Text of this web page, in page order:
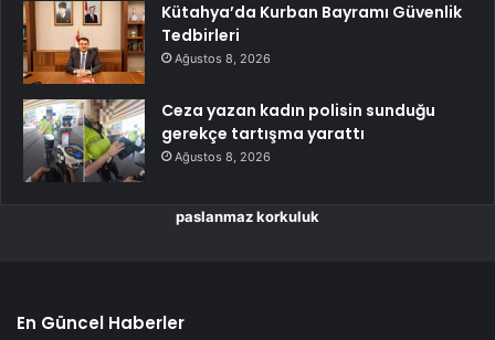
Kütahya’da Kurban Bayramı Güvenlik
Tedbirleri
Ağustos 8, 2026
Ceza yazan kadın polisin sunduğu
gerekçe tartışma yarattı
Ağustos 8, 2026
paslanmaz korkuluk
En Güncel Haberler